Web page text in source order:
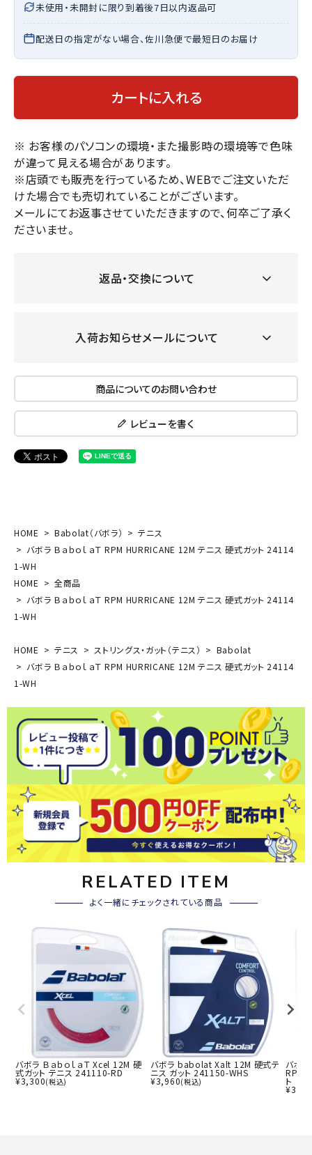
未使用・未開封に限り到着後7日以内返品可
配送日の指定がない場合、佐川急便で最短日のお届け
カートに入れる
※ お客様のパソコンの環境・また撮影時の環境等で色味
が違って見える場合があります。
※店頭でも販売を行っているため、WEBでご注文いただ
けた場合でも売切れていることがございます。
メールにてお返事させていただきますので、何卒ご了承く
ださいませ。
返品・交換について
入荷お知らせメールについて
商品についてのお問い合わせ
レビューを書く
HOME Babolat（バボラ）
テニス
バボラ ＢａｂｏｌａＴ RPM HURRICANE 12M テニス 硬式ガット 24114
1-WH
HOME
全商品
バボラ ＢａｂｏｌａＴ RPM HURRICANE 12M テニス 硬式ガット 24114
1-WH
HOME テニス ストリングス・ガット（テニス）
Babolat
バボラ ＢａｂｏｌａＴ RPM HURRICANE 12M テニス 硬式ガット 24114
1-WH
RELATED ITEM
よく一緒にチェックされている商品
バボラ ＢａｂｏｌａＴ Xcel 12M 硬
式ガット テニス 241110-RD
¥3,300(税込)
バボラ babolat Xalt 12M 硬式テ
ニス ガット 241150-WHS
¥3,960(税込)
バボ
RPM
ト
¥